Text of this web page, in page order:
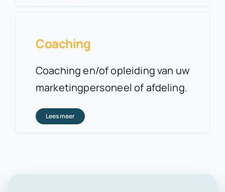
Coaching
Coaching en/of opleiding van uw
marketingpersoneel ofafdeling.
Lees meer